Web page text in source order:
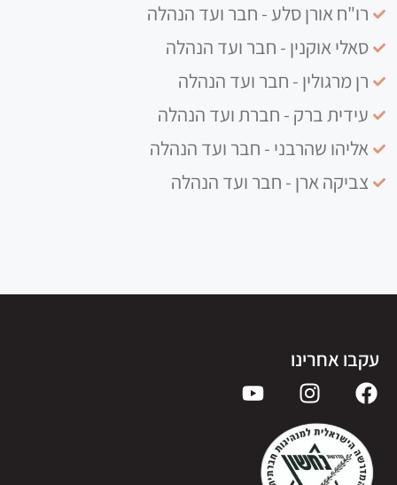
רו"ח אורן סלע - חבר ועד הנהלה
סאלי אוקנין - חבר ועד הנהלה
רן מרגולין - חבר ועד הנהלה
עידית ברק - חברת ועד הנהלה
אליהו שהרבני - חבר ועד הנהלה
צביקה ארן - חבר ועד הנהלה
עקבו אחרינו